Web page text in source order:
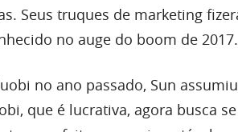
Seus truques de marketing
no auge do boom de 2017.
no ano passado, Sun
que é lucrativa, agora busca